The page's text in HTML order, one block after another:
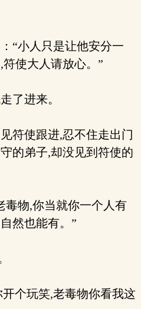
“小人只是让他安分一
使大人请放心。”
了进来。
符使跟进,忍不住走出门
的弟子,却没见到符使的
物,你当就你一个人有
然也能有。”
个玩笑,老毒物你看我这